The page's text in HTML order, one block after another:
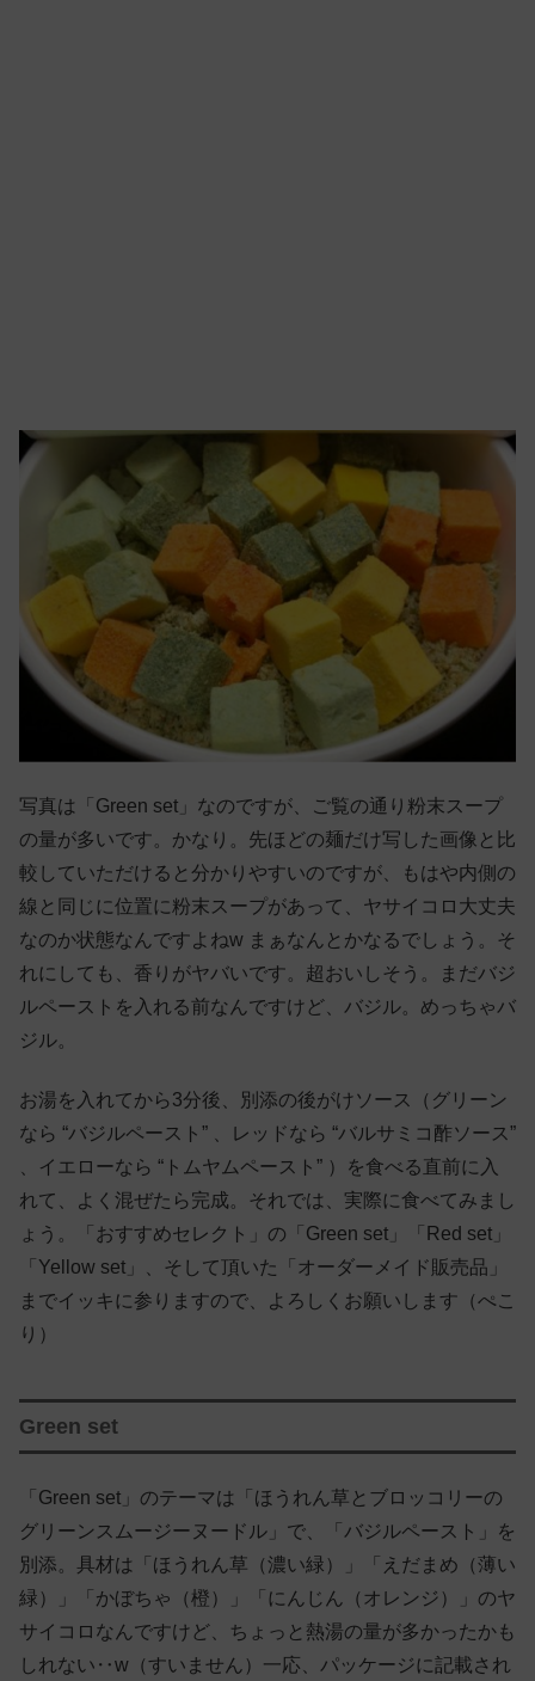
写真は「Green set」なのですが、ご覧の通り粉末スープ
の量が多いです。かなり。先ほどの麺だけ写した画像と比
較していただけると分かりやすいのですが、もはや内側の
線と同じに位置に粉末スープがあって、ヤサイコロ大丈夫
なのか状態なんですよねw まぁなんとかなるでしょう。そ
れにしても、香りがヤバいです。超おいしそう。まだバジ
ルペーストを入れる前なんですけど、バジル。めっちゃバ
ジル。
お湯を入れてから3分後、別添の後がけソース（グリーン
なら “バジルペースト” 、レッドなら “バルサミコ酢ソース”
、イエローなら “トムヤムペースト” ）を食べる直前に入
れて、よく混ぜたら完成。それでは、実際に食べてみまし
ょう。「おすすめセレクト」の「Green set」「Red set」
「Yellow set」、そして頂いた「オーダーメイド販売品」
までイッキに参りますので、よろしくお願いします（ぺこ
り）
Green set
「Green set」のテーマは「ほうれん草とブロッコリーの
グリーンスムージーヌードル」で、「バジルペースト」を
別添。具材は「ほうれん草（濃い緑）」「えだまめ（薄い
緑）」「かぼちゃ（橙）」「にんじん（オレンジ）」のヤ
サイコロなんですけど、ちょっと熱湯の量が多かったかも
しれない‥w（すいません）一応、パッケージに記載され